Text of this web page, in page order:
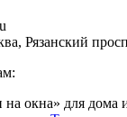
Рязанский
окна» для дома